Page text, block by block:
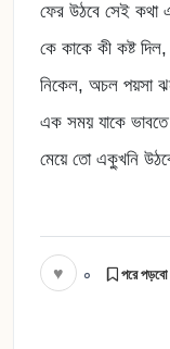
ফের উঠবে সেই কথা
কে কাকে কী কষ্ট
নিকেল, অচল পয়সা
এক সময় যাকে
মেয়ে তো এক্খুনি
♥ ০ পরে পড়বো